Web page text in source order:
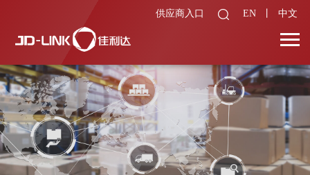
供应商入口 EN 中文